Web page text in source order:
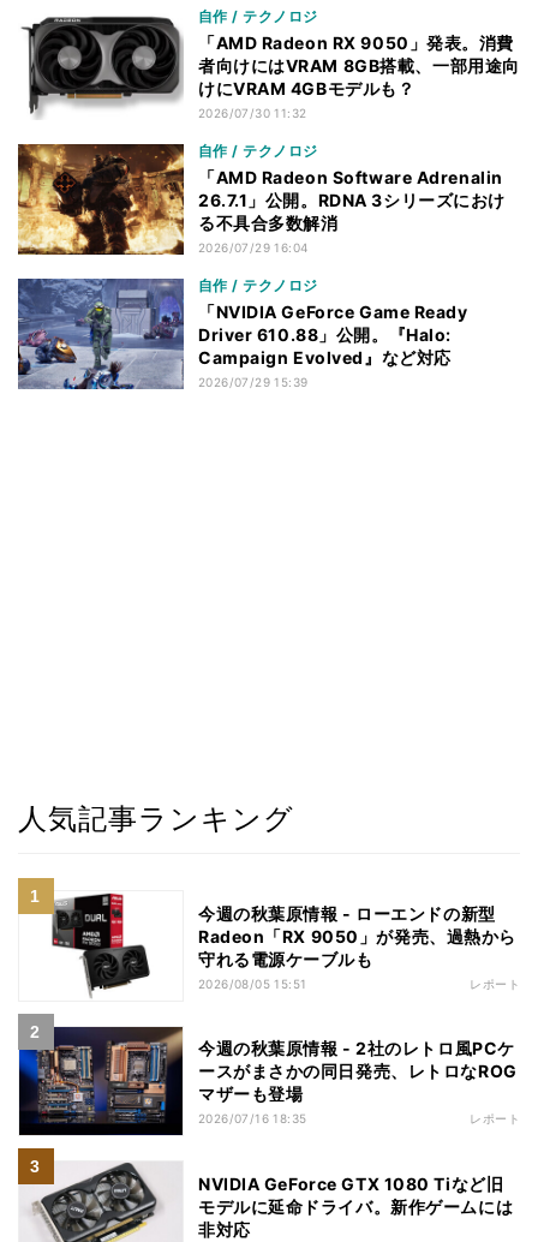
自作 / テクノロジ
「AMD Radeon RX 9050」発表。消費
者向けにはVRAM 8GB搭載、一部用途向
けにVRAM 4GBモデルも？
2026/07/30 11:32
自作 / テクノロジ
「AMD Radeon Software Adrenalin
26.7.1」公開。RDNA 3シリーズにおけ
る不具合多数解消
2026/07/29 16:04
自作 / テクノロジ
「NVIDIA GeForce Game Ready
Driver 610.88」公開。『Halo:
Campaign Evolved』など対応
2026/07/29 15:39
人気記事ランキング
今週の秋葉原情報 - ローエンドの新型
Radeon「RX 9050」が発売、過熱から
守れる電源ケーブルも
2026/08/05 15:51 レポート
今週の秋葉原情報 - 2社のレトロ風PCケ
ースがまさかの同日発売、レトロなROG
マザーも登場
2026/07/16 18:35 レポート
NVIDIA GeForce GTX 1080 Tiなど旧
モデルに延命ドライバ。新作ゲームには
非対応